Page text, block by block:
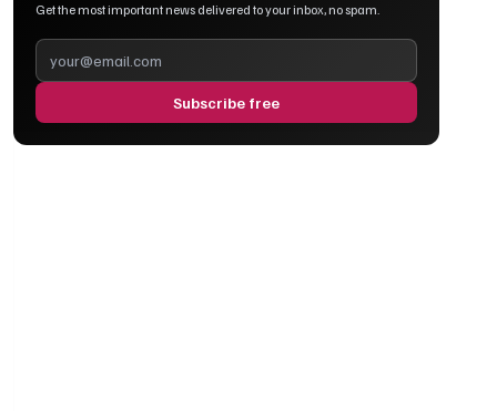
Get the most important news delivered to your inbox, no spam.
Subscribe free